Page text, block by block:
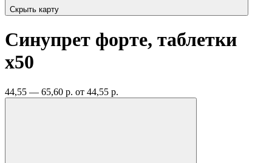
Скрыть карту
Синупрет форте, таблетки
x50
44,55 — 65,60 р. от 44,55 р.